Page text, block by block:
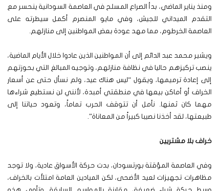
ومنذ يناير الماضي، بدأ الصراع المسلح في العاصمة السودانية ينحسر مع
التقدم الميداني للجيش، وفي مايو المنصرم أكمل سيطرته على
العاصمة الخرطوم، مما مهد عودة بعض المواطنين إلى منازلهم.
ويشير محمد عبد الدائم إلى أن المواطنين الذين عادوا خلال الأيام الماضية،
ينصب تركيزهم حاليا في نظافة منازلهم، وتوجيه المبالغ التي بحوزتهم
إلى إعادة ترميمها، ويقول “ليس هناك عيد، ولم نسأل حتى عن أسعار
الخراف أو أماكن بيعها في منطقتي أمبدة، لأنني لن نستطيع شراءها
مهما كان ثمنها. نأمل أن تتوقف الحرب تماماً، وتعود حياتنا إلى
طبيعتها، لقد أخذنا نصيبا كبيراً من المعاناة”.
خراف بلا مشتريين
وفي العاصمة المؤقتة بورتسودان، بدت حركة الأسواق عادية، ولا توجد
مظاهرات تجهيزات لعيد الأضحى، لكن الميادين العامة امتلأت بالخراف،
وسط حركة شراء ضعيفة، مقارنة بالمواسم السابقة. وتأوي هذه